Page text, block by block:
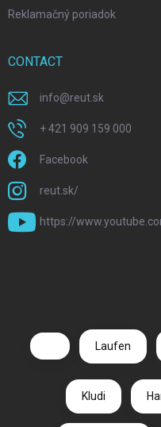
Reklamačný poriadok
CONTACT
info@reut.sk
+ 421 909 159 000
Facebook
reut.sk/
https://
Laufen
Kludi